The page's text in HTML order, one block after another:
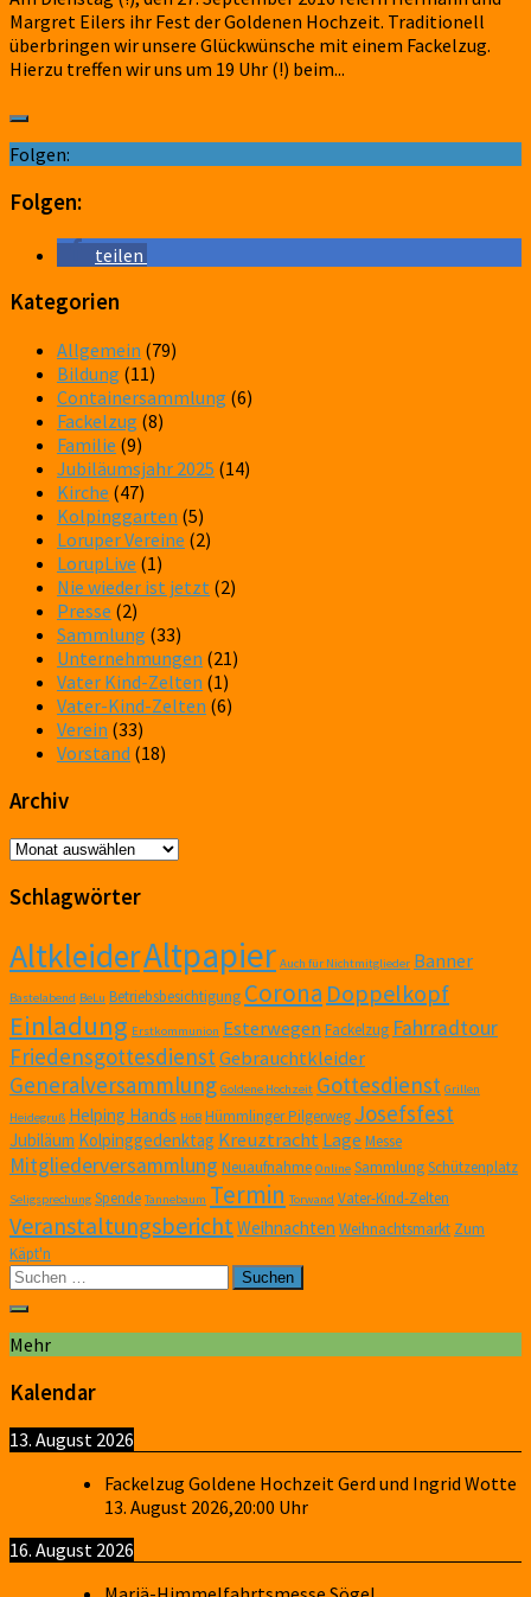
Margret Eilers ihr Fest der Goldenen Hochzeit. Traditionell
überbringen wir unsere Glückwünsche mit einem Fackelzug.
Hierzu treffen wir uns um 19 Uhr (!) beim...
Folgen:
Folgen:
teilen
Kategorien
Allgemein (79)
Bildung (11)
Containersammlung (6)
Fackelzug (8)
Familie (9)
Jubiläumsjahr 2025 (14)
Kirche (47)
Kolpinggarten (5)
Loruper Vereine (2)
LorupLive (1)
Nie wieder ist jetzt (2)
Presse (2)
Sammlung (33)
Unternehmungen (21)
Vater Kind-Zelten (1)
Vater-Kind-Zelten (6)
Verein (33)
Vorstand (18)
Archiv
Archiv
Schlagwörter
AltkleiderAltpapier Auch für Nichtmitglieder Banner
Bastelabend BeLu Betriebsbesichtigung Corona Doppelkopf
Einladung Erstkommunion Esterwegen Fackelzug Fahrradtour
FriedensgottesdienstGebrauchtkleider
Generalversammlung Goldene Hochzeit Gottesdienst Grillen
Heidegruß Helping Hands HöB Hümmlinger Pilgerweg Josefsfest
Jubiläum Kolpinggedenktag Kreuztracht Lage Messe
Mitgliederversammlung Neuaufnahme Online SammlungSchützenplatz
Seligsprechung Spende Tannebaum Termin Torwand Vater-Kind-Zelten
Veranstaltungsbericht Weihnachten Weihnachtsmarkt Zum
Käpt'n
Suchen
nach:
Mehr
Kalendar
13. August 2026
Fackelzug Goldene Hochzeit Gerd und Ingrid Wotte
13. August 2026,20:00 Uhr
16. August 2026